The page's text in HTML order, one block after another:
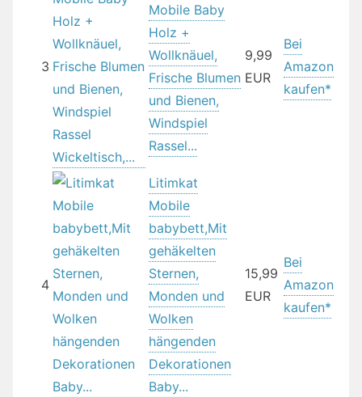
3
Mobile Baby
Holz +
Wollknäuel,
Frische Blumen
und Bienen,
Windspiel
Rassel...
9,99
EUR
Bei
Amazon
kaufen*
4
Litimkat
Mobile
babybett,Mit
gehäkelten
Sternen,
Monden und
Wolken
hängenden
Dekorationen
Baby...
15,99
EUR
Bei
Amazon
kaufen*